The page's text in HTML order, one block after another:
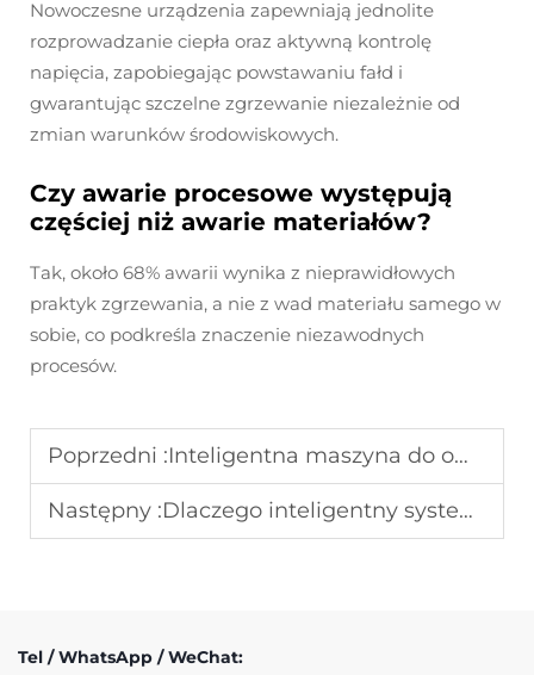
Nowoczesne urządzenia zapewniają jednolite
rozprowadzanie ciepła oraz aktywną kontrolę
napięcia, zapobiegając powstawaniu fałd i
gwarantując szczelne zgrzewanie niezależnie od
zmian warunków środowiskowych.
Czy awarie procesowe występują
częściej niż awarie materiałów?
Tak, około 68% awarii wynika z nieprawidłowych
praktyk zgrzewania, a nie z wad materiału samego w
sobie, co podkreśla znaczenie niezawodnych
procesów.
Poprzedni :Inteligentna maszyna do owijania z funkcją skracania narożników: odpowiednia do produkcji małej i dużej skali
Następny :Dlaczego inteligentny system owijania termokurczowego zwiększa wydajność linii produkcyjnej?
Tel / WhatsApp / WeChat: